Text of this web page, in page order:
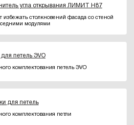
угла открывания ЛИМИТ H87
избежать столкновений фасада со стеной
модулями
для петель ЭVO
комплектования петель ЭVO
для петель
комплектования петли